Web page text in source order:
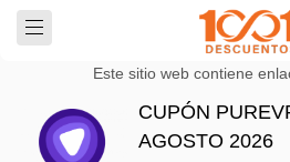
Este sitio web contiene
CUPÓN
AGOSTO 2026